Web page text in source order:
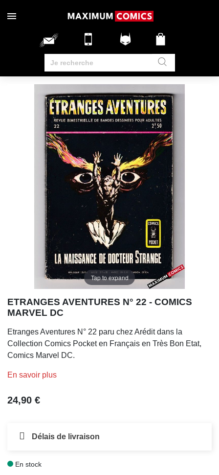
Tap to expand
ETRANGES AVENTURES N° 22 - COMICS
MARVEL DC
Etranges Aventures N° 22 paru chez Arédit dans la
Collection Comics Pocket en Français en Très Bon Etat,
Comics Marvel DC.
En savoir plus
24,90 €
Délais de livraison
En stock